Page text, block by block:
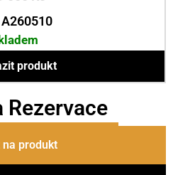
produkt
Rezervace
na produkt